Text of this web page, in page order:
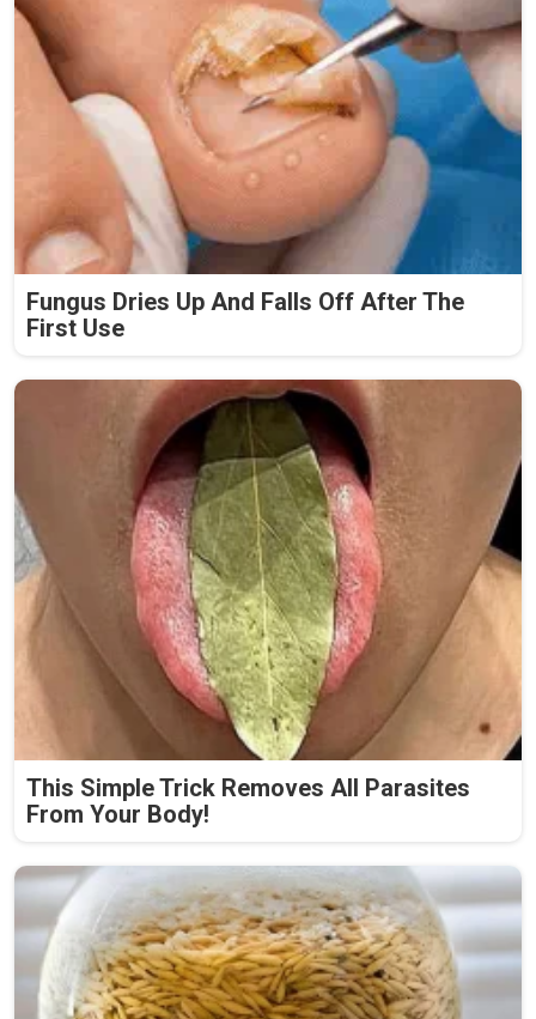
Fungus Dries Up And Falls Off After The
First Use
This Simple Trick Removes All Parasites
From Your Body!